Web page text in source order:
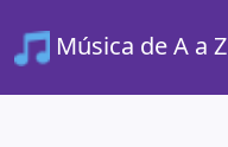
Música de A a Z